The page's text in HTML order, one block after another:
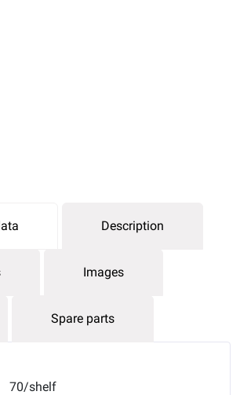
Description
Images
Spare parts
70/shelf